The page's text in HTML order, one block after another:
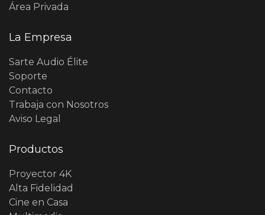
Área Privada
La Empresa
Sarte Audio Élite
Soporte
Contacto
Trabaja con Nosotros
Aviso Legal
Productos
Proyector 4K
Alta Fidelidad
Cine en Casa